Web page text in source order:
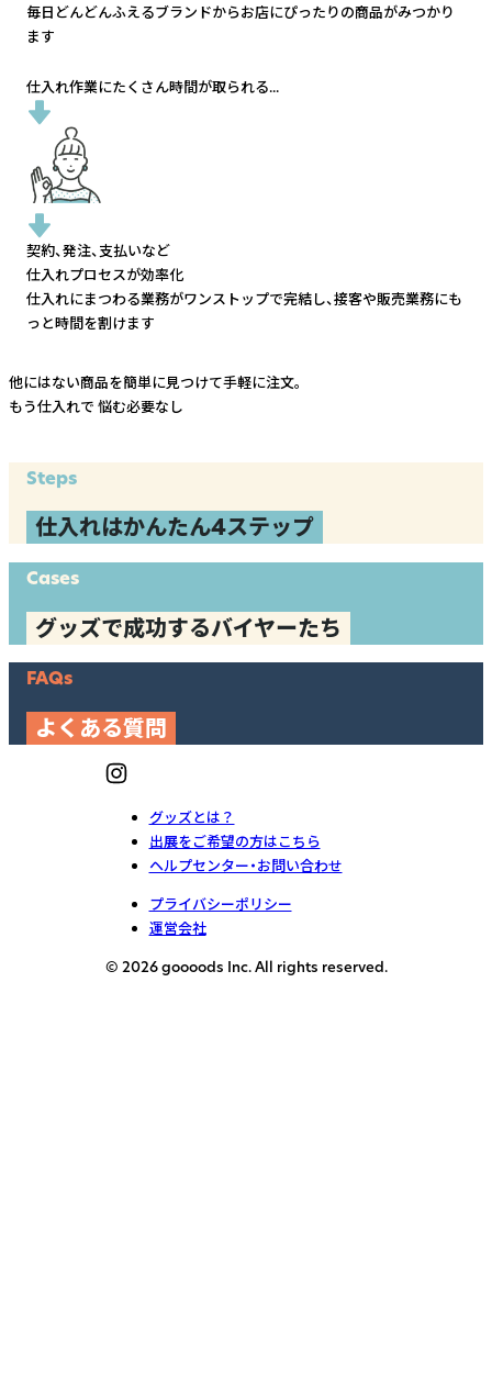
毎日どんどんふえるブランドからお店にぴったりの商品がみつかり
ます
仕入れ作業にたくさん時間が取られる...
契約、発注、支払いなど
仕入れプロセスが効率化
仕入れにまつわる業務がワンストップで完結し、接客や販売業務にも
っと時間を割けます
他にはない商品を簡単に見つけて手軽に注文。
もう仕入れで 悩む必要なし
Steps
仕入れはかんたん4ステップ
Cases
グッズで成功するバイヤーたち
FAQs
よくある質問
グッズとは？
出展をご希望の方はこちら
ヘルプセンター・お問い合わせ
プライバシーポリシー
運営会社
© 2026 goooods Inc. All rights reserved.